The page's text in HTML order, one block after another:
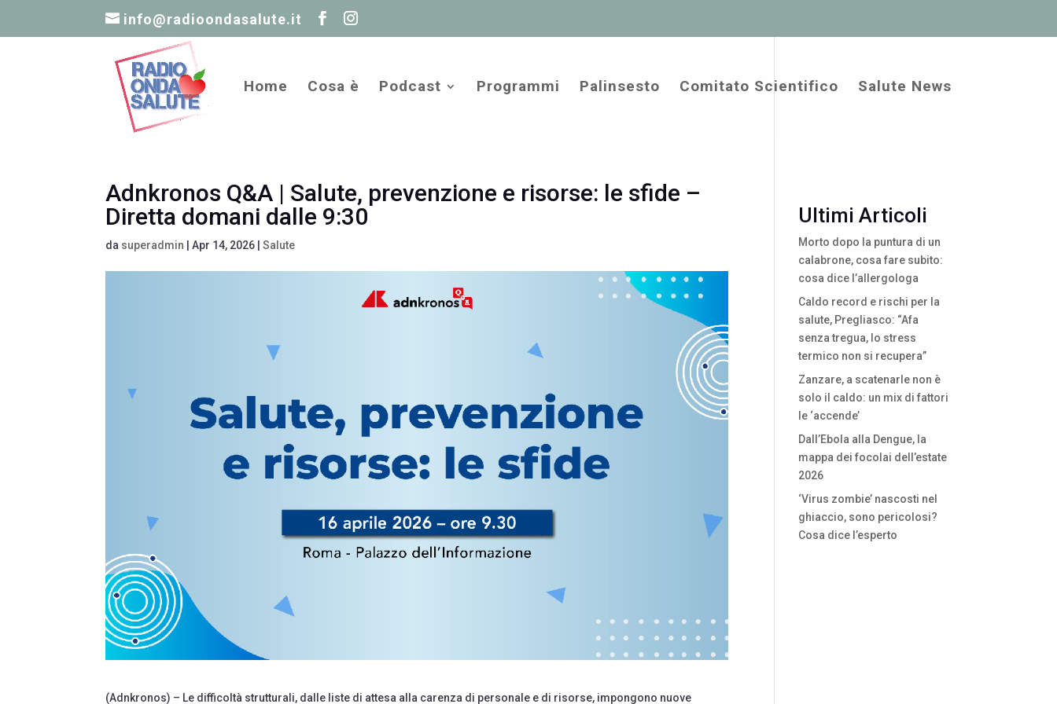
info@radioondasalute.it
Home Cosa è Podcast Programmi Palinsesto Comitato Scientifico Salute News
Adnkronos Q&A | Salute, prevenzione e risorse: le sfide –
Diretta domani dalle 9:30
da superadmin |Apr 14, 2026 |Salute
(Adnkronos) – Le difficoltà strutturali, dalle liste di attesa alla carenza di personale e di risorse, impongono nuove
Ultimi Articoli
Morto dopo la puntura di un
calabrone, cosa fare subito:
cosa dice l’allergologa
Caldo record e rischi per la
salute, Pregliasco: “Afa
senza tregua, lo stress
termico non si recupera”
Zanzare, a scatenarle non è
solo il caldo: un mix di fattori
le ‘accende’
Dall’Ebola alla Dengue, la
mappa dei focolai dell’estate
2026
‘Virus zombie’ nascosti nel
ghiaccio, sono pericolosi?
Cosa dice l’esperto